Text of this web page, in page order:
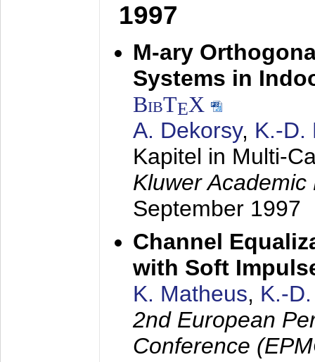
1997
M-ary
Systems in
BibTEX
A. Dekorsy, K.-D.
Kapitel in Multi-
Kluwer
September 1997
Channel
with Soft
K. Matheus, K.-
2nd European
Conference